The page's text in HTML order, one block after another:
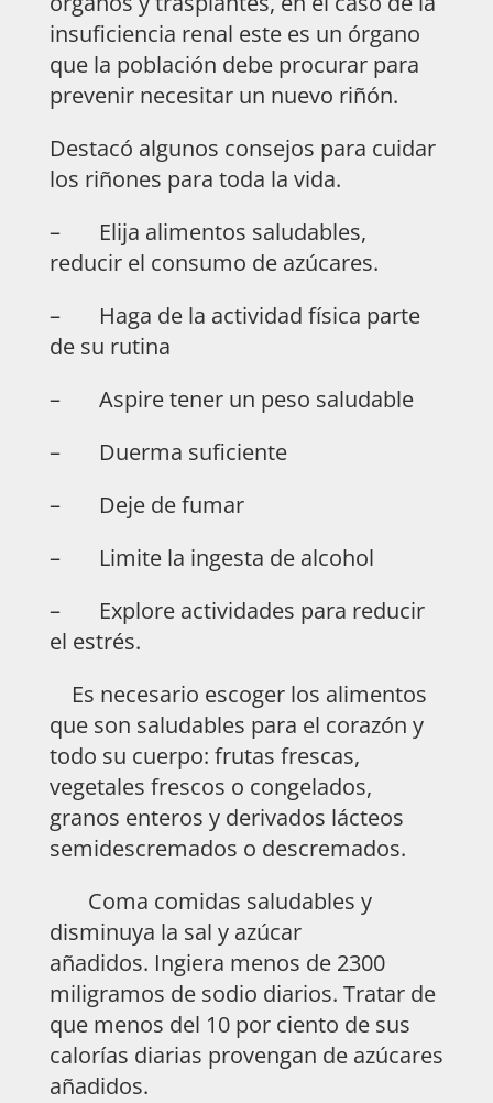
insuficiencia renal este es un órgano
que la población debe procurar para
prevenir necesitar un nuevo riñón.
Destacó algunos consejos para cuidar
los riñones para toda la vida.
– Elija alimentos saludables,
reducir el consumo de azúcares.
– Haga de la actividad física parte
de su rutina
– Aspire tener un peso saludable
– Duerma suficiente
– Deje de fumar
– Limite la ingesta de alcohol
– Explore actividades para reducir
el estrés.
Es necesario escoger los alimentos
que son saludables para el corazón y
todo su cuerpo: frutas frescas,
vegetales frescos o congelados,
granos enteros y derivados lácteos
semidescremados o descremados.
Coma comidas saludables y
disminuya la sal y azúcar
añadidos. Ingiera menos de 2300
miligramos de sodio diarios. Tratar de
que menos del 10 por ciento de sus
calorías diarias provengan de azúcares
añadidos.